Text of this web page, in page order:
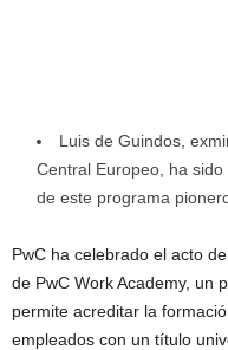
Luis de Guindos,
Central Europeo, ha
de este programa
PwC ha celebrado el acto
de PwC Work Academy, un
permite acreditar la
empleados con un título